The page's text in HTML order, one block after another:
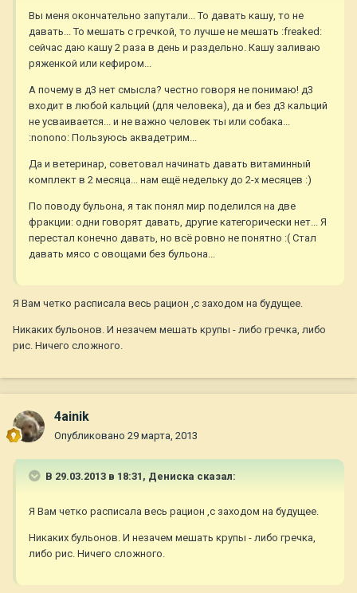
Вы меня окончательно запутали... То давать кашу, то не
давать... То мешать с гречкой, то лучше не мешать :freaked:
сейчас даю кашу 2 раза в день и раздельно. Кашу заливаю
ряженкой или кефиром...
А почему в д3 нет смысла? честно говоря не понимаю! д3
входит в любой кальций (для человека), да и без д3 кальций
не усваивается... и не важно человек ты или собака...
:nonono: Пользуюсь аквадетрим...
Да и ветеринар, советовал начинать давать витаминный
комплект в 2 месяца... нам ещё недельку до 2-х месяцев :)
По поводу бульона, я так понял мир поделился на две
фракции: одни говорят давать, другие категорически нет... Я
перестал конечно давать, но всё ровно не понятно :( Стал
давать мясо с овощами без бульона...
Я Вам четко расписала весь рацион ,с заходом на будущее.
Никаких бульонов. И незачем мешать крупы - либо гречка, либо
рис. Ничего сложного.
4ainik
Опубликовано 29 марта, 2013
В 29.03.2013 в 18:31, Дениска сказал:
Я Вам четко расписала весь рацион ,с заходом на будущее.
Никаких бульонов. И незачем мешать крупы - либо гречка,
либо рис. Ничего сложного.